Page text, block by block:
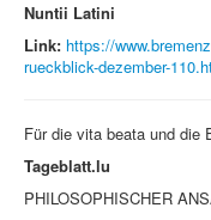
Nuntii Latini
Link: https://
rueckblick-dezember-
Für die vita beata und die
Tageblatt.lu
PHILOSOPHISCHER